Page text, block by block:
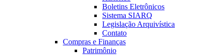
Boletins Eletrônicos
Sistema SIARQ
Legislação Arquivística
Contato
Compras e Finanças
Patrimônio